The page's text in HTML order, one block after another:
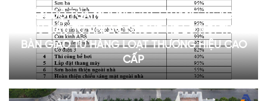
TIẾN ĐỘ TÒA MOONLIGHT 1 THÁNG 11/2023:
CHỦ ĐẦU TƯ ANLAC GROUP HÉ LỘ NỘI THẤT
BÀN GIAO TỪ HÀNG LOẠT THƯƠNG HIỆU CAO
CẤP